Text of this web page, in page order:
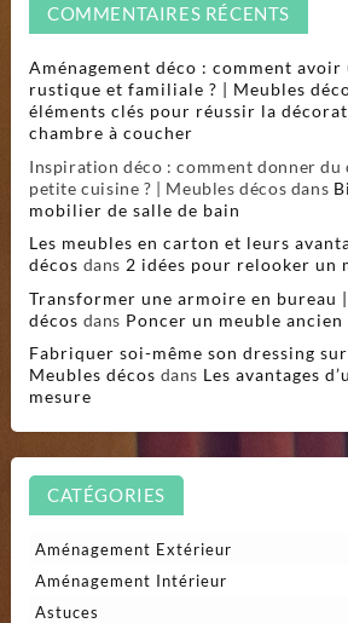
COMMENTAIRES RÉCENTS
Aménagement déco : comment avoir
rustique et familiale ? | Meubles
éléments clés pour réussir la
chambre à coucher
Inspiration déco : comment donner du
petite cuisine ? | Meubles décos dans
mobilier de salle de bain
Les meubles en carton et leurs
décos dans 2 idées pour relooker un
Transformer une armoire en bureau
décos dans Poncer un meuble ancien
Fabriquer soi-même son dressing
Meubles décos dans Les avantages
mesure
CATÉGORIES
Aménagement Extérieur
Aménagement Intérieur
Astuces